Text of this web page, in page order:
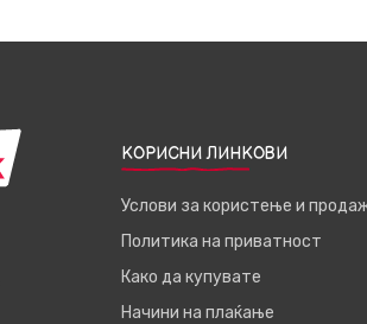
КОРИСНИ ЛИНКОВИ
Услови за користење и
Политика на приватност
Како да купувате
Начини на плаќање